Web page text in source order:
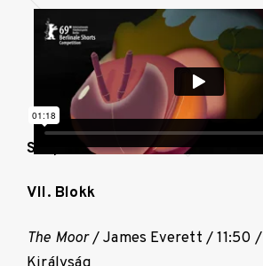
Szeptember 5. (csütörtök), 16:00
VII. Blokk
The Moor/ James Everett / 11:50